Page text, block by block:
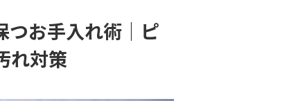
つお手入れ術｜ピ
れ対策